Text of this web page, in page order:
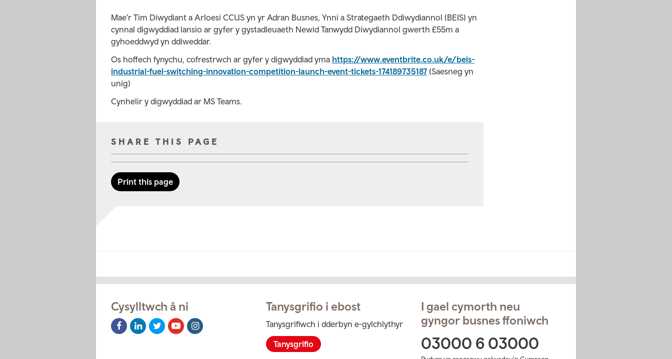
Mae’r Tim Diwydiant a Arloesi CCUS yn yr Adran Busnes, Ynni a Strategaeth Ddiwydiannol (BEIS) yn
cynnal digwyddiad lansio ar gyfer y gystadleuaeth Newid Tanwydd Diwydiannol gwerth £55m a
gyhoeddwyd yn ddiweddar.
Os hoffech fynychu, cofrestrwch ar gyfer y digwyddiad yma https://www.eventbrite.co.uk/e/beis-
industrial-fuel-switching-innovation-competition-launch-event-tickets-174189735187 (Saesneg yn
unig)
Cynhelir y digwyddiad ar MS Teams.
SHARE THIS PAGE
Print this page
Cysylltwch â ni
Facebook
Icon
LinkedIn
Icon
Twitter
Icon
Youtube
Icon
Instagram
Icon
Tanysgrifio i ebost
Tanysgrifiwch i dderbyn e-gylchlythyr
Tanysgrifio
I gael cymorth neu
gyngor busnes ffoniwch
03000 6 03000